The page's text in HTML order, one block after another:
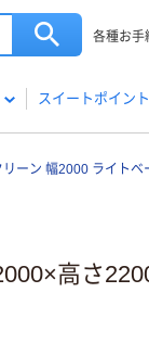
各種お手
スイートポイント
ーン 幅2000 ライトベ
高さ